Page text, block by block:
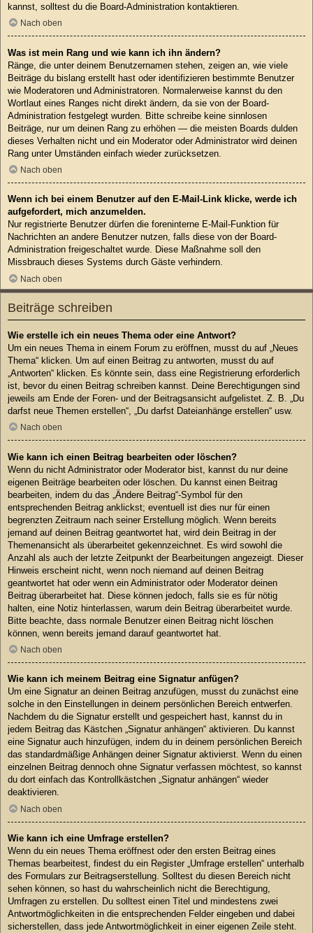
kannst, solltest du die Board-Administration kontaktieren.
Nach oben
Was ist mein Rang und wie kann ich ihn ändern?
Ränge, die unter deinem Benutzernamen stehen, zeigen an, wie viele
Beiträge du bislang erstellt hast oder identifizieren bestimmte Benutzer
wie Moderatoren und Administratoren. Normalerweise kannst du den
Wortlaut eines Ranges nicht direkt ändern, da sie von der Board-
Administration festgelegt wurden. Bitte schreibe keine sinnlosen
Beiträge, nur um deinen Rang zu erhöhen — die meisten Boards dulden
dieses Verhalten nicht und ein Moderator oder Administrator wird deinen
Rang unter Umständen einfach wieder zurücksetzen.
Nach oben
Wenn ich bei einem Benutzer auf den E-Mail-Link klicke, werde ich
aufgefordert, mich anzumelden.
Nur registrierte Benutzer dürfen die foreninterne E-Mail-Funktion für
Nachrichten an andere Benutzer nutzen, falls diese von der Board-
Administration freigeschaltet wurde. Diese Maßnahme soll den
Missbrauch dieses Systems durch Gäste verhindern.
Nach oben
Beiträge schreiben
Wie erstelle ich ein neues Thema oder eine Antwort?
Um ein neues Thema in einem Forum zu eröffnen, musst du auf „Neues
Thema“ klicken. Um auf einen Beitrag zu antworten, musst du auf
„Antworten“ klicken. Es könnte sein, dass eine Registrierung erforderlich
ist, bevor du einen Beitrag schreiben kannst. Deine Berechtigungen sind
jeweils am Ende der Foren- und der Beitragsansicht aufgelistet. Z. B. „Du
darfst neue Themen erstellen“, „Du darfst Dateianhänge erstellen“ usw.
Nach oben
Wie kann ich einen Beitrag bearbeiten oder löschen?
Wenn du nicht Administrator oder Moderator bist, kannst du nur deine
eigenen Beiträge bearbeiten oder löschen. Du kannst einen Beitrag
bearbeiten, indem du das „Ändere Beitrag“-Symbol für den
entsprechenden Beitrag anklickst; eventuell ist dies nur für einen
begrenzten Zeitraum nach seiner Erstellung möglich. Wenn bereits
jemand auf deinen Beitrag geantwortet hat, wird dein Beitrag in der
Themenansicht als überarbeitet gekennzeichnet. Es wird sowohl die
Anzahl als auch der letzte Zeitpunkt der Bearbeitungen angezeigt. Dieser
Hinweis erscheint nicht, wenn noch niemand auf deinen Beitrag
geantwortet hat oder wenn ein Administrator oder Moderator deinen
Beitrag überarbeitet hat. Diese können jedoch, falls sie es für nötig
halten, eine Notiz hinterlassen, warum dein Beitrag überarbeitet wurde.
Bitte beachte, dass normale Benutzer einen Beitrag nicht löschen
können, wenn bereits jemand darauf geantwortet hat.
Nach oben
Wie kann ich meinem Beitrag eine Signatur anfügen?
Um eine Signatur an deinen Beitrag anzufügen, musst du zunächst eine
solche in den Einstellungen in deinem persönlichen Bereich entwerfen.
Nachdem du die Signatur erstellt und gespeichert hast, kannst du in
jedem Beitrag das Kästchen „Signatur anhängen“ aktivieren. Du kannst
eine Signatur auch hinzufügen, indem du in deinem persönlichen Bereich
das standardmäßige Anhängen deiner Signatur aktivierst. Wenn du einen
einzelnen Beitrag dennoch ohne Signatur verfassen möchtest, so kannst
du dort einfach das Kontrollkästchen „Signatur anhängen“ wieder
deaktivieren.
Nach oben
Wie kann ich eine Umfrage erstellen?
Wenn du ein neues Thema eröffnest oder den ersten Beitrag eines
Themas bearbeitest, findest du ein Register „Umfrage erstellen“ unterhalb
des Formulars zur Beitragserstellung. Solltest du diesen Bereich nicht
sehen können, so hast du wahrscheinlich nicht die Berechtigung,
Umfragen zu erstellen. Du solltest einen Titel und mindestens zwei
Antwortmöglichkeiten in die entsprechenden Felder eingeben und dabei
sicherstellen, dass jede Antwortmöglichkeit in einer eigenen Zeile steht.